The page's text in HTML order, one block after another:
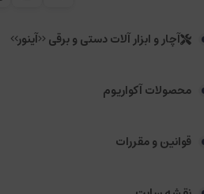
آچار و ابزار آلات دستی و برقی <<آینور>>
محصولات آکواریوم
قوانین و مقررات